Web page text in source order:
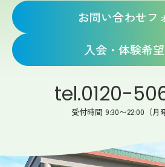
お問い合わせフ
入会・体験希
tel.0120-
受付時間 9:30〜22:00（月